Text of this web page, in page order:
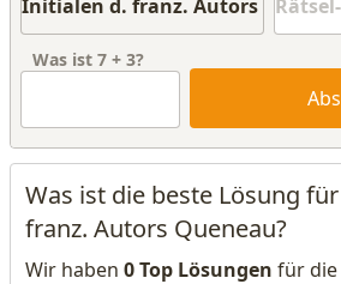
Was ist 7 + 3?
Was ist die beste Lösung
franz. Autors Queneau?
Wir haben 0 Top Lösungen für die